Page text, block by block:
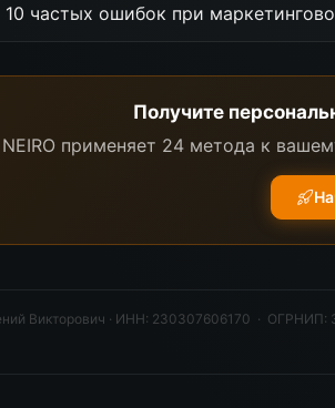
10 частых ошибок при
Получите
NEIRO применяет 24 метода к
Викторович · ИНН: 230307606170 · ОГРНИП: